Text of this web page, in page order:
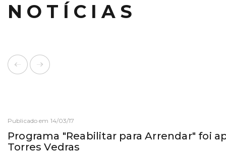
NOTÍCIAS
Publicado em 14/03/17
Programa "Reabilitar para Arrendar" foi
Torres Vedras